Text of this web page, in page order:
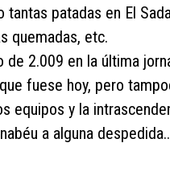
tantas patadas en El
quemadas, etc.
de 2.009 en la última
fuese hoy, pero
equipos y la
a alguna